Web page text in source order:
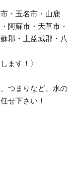
・玉名市・山鹿
阿蘇市・天草市・
郡・上益城郡・八
ます！〉
つまりなど、水の
せ下さい！